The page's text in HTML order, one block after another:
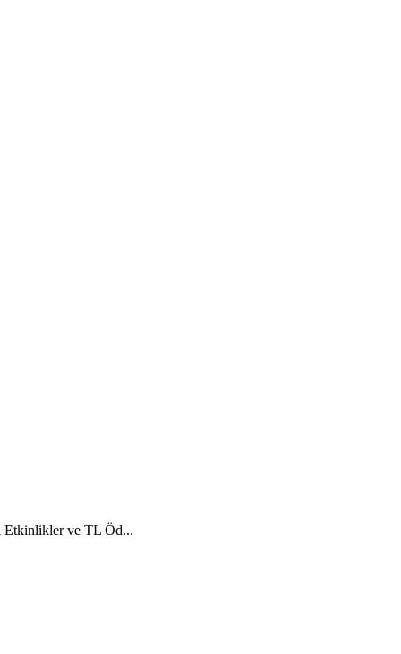
Etkinlikler ve TL Öd...